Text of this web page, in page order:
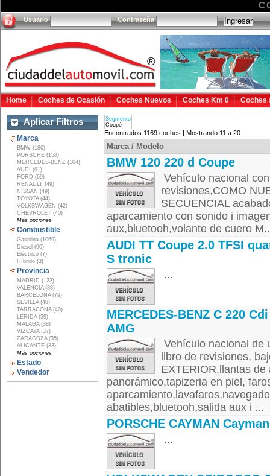
Usuario Contraseña
Home Coches de Ocasión Coches Nuevos Coches Km 0 Coches
Aplicar Filtros
Marca
BMW (186)
PORSCHE (158)
MERCEDES-BENZ (104)
AUDI (91)
FORD (69)
RENAULT (49)
NISSAN (49)
TOYOTA (44)
VOLKSWAGEN (42)
CHEVROLET (40)
Más opciones
Combustible
Gasolina (1069)
Diesel (90)
Eléctrico (7)
Híbrido (3)
Provincia
MADRID (123)
VALENCIA (88)
BARCELONA (79)
SEVILLA (48)
TARRAGONA (40)
LERIDA (39)
MALAGA (38)
VIZCAYA (37)
ZARAGOZA (35)
ALICANTE (33)
Más opciones
Estado
Vendedor
Segmento
Coupé
Encontrados 1169 coches | Mostrando 11 a 20
Marca / Modelo
BMW 120 220 d Coupe
Vehículo nacional
revisiones,COMO
SECUENCIAL
aparcamiento con sonido i
aux,bluetooh,volante de cuero
AUDI TT Coupe 2.0 TFSI
S tronic
...
MERCEDES-BENZ C 220 Cdi
AMG
Vehículo nacional de
libro de revisiones,
EXTERIOR,llantas
panorámico,tapizeria en piel,
abatibles,bluetooh,salida aux i ...
PORSCHE CAYMAN Cayman
...